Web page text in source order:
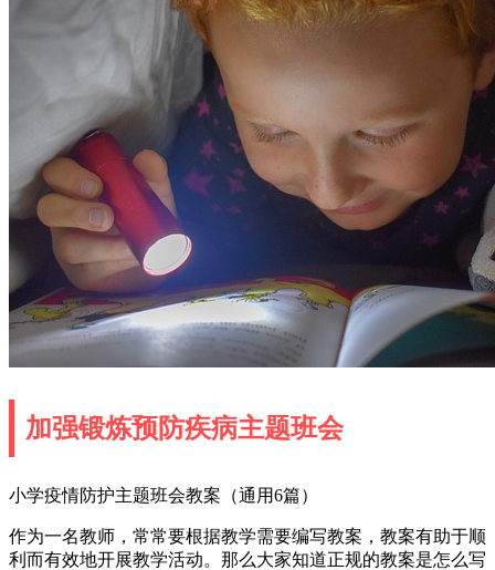
加强锻炼预防疾病主题班会
小学疫情防护主题班会教案（通用6篇）
作为一名教师，常常要根据教学需要编写教案，教案有助于顺
利而有效地开展教学活动。那么大家知道正规的教案是怎么写